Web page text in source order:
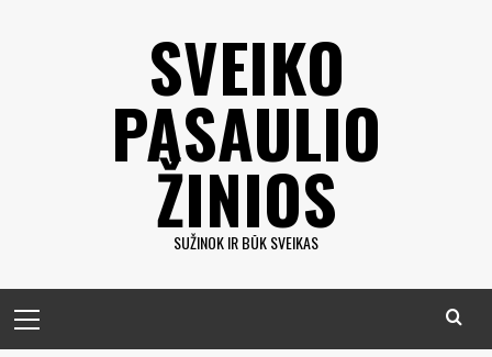
SVEIKO
PASAULIO
ŽINIOS
SUŽINOK IR BŪK SVEIKAS
meniu